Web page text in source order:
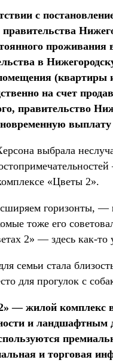
с
проживания
в
на счет
правительство
выбрала
«Цветы 2».
горизонты, —
тоже его
2» — здесь как-
семьи стала
для прогулок с
— жилой комплекс
и ландшафтным
и торговая